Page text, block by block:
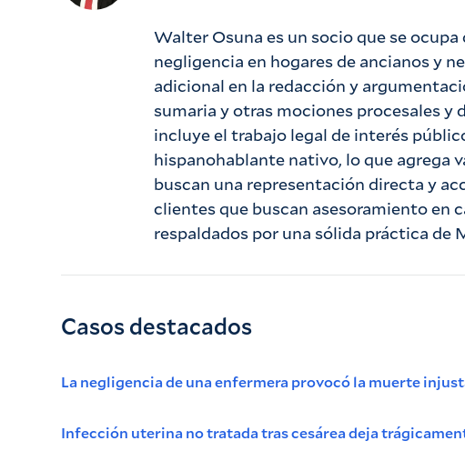
Walter Osuna es un socio que se
negligencia en hogares de ancianos y
adicional en la redacción y
sumaria y otras mociones procesales y
incluye el trabajo legal de interés
hispanohablante nativo, lo que agrega
buscan una representación directa y
clientes que buscan asesoramiento en
respaldados por una sólida práctica de
Casos destacados
La negligencia de una enfermera provocó la muerte
Infección uterina no tratada tras cesárea deja